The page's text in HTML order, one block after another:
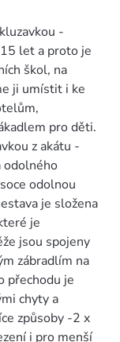
-
let a proto je
škol, na
ji umístit i ke
pro děti.
z akátu -
odolného
odolnou
je složena
je
jsou spojeny
zábradlím na
přechodu je
chyty a
způsoby -2 x
i pro menší